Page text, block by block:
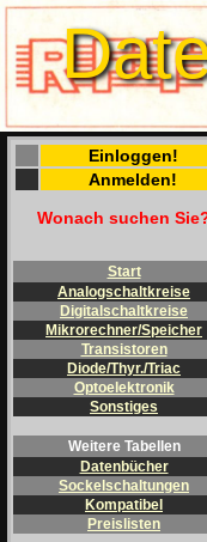
Einloggen!
Anmelden!
Wonach suchen
Start
Analogschaltkreise
Digitalschaltkreise
Mikrorechner/Speicher
Transistoren
Diode/Thyr./Triac
Optoelektronik
Sonstiges
Weitere Tabellen
Datenbücher
Sockelschaltungen
Kompatibel
Preislisten